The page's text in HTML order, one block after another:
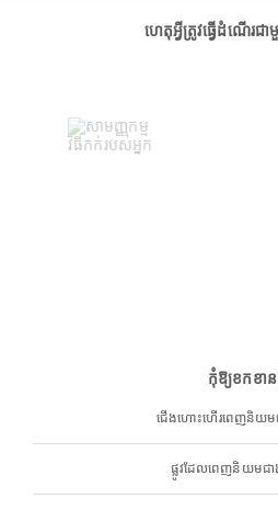
ហេតុអ្វីត្រូវធ្វើដំណើរ
កុំឱ្យខកខា
ជើងហោះហើរពេញនិយម
ផ្លូវដែលពេញនិយមជា